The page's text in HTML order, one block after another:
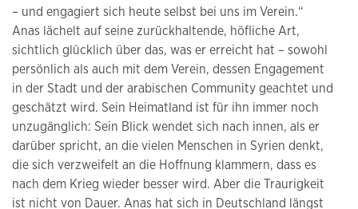
– und engagiert sich heute selbst bei uns im Verein.“
Anas lächelt auf seine zurückhaltende, höfliche Art,
sichtlich glücklich über das, was er erreicht hat – sowohl
persönlich als auch mit dem Verein, dessen Engagement
in der Stadt und der arabischen Community geachtet und
geschätzt wird. Sein Heimatland ist für ihn immer noch
unzugänglich: Sein Blick wendet sich nach innen, als er
darüber spricht, an die vielen Menschen in Syrien denkt,
die sich verzweifelt an die Hoffnung klammern, dass es
nach dem Krieg wieder besser wird. Aber die Traurigkeit
ist nicht von Dauer. Anas hat sich in Deutschland längst